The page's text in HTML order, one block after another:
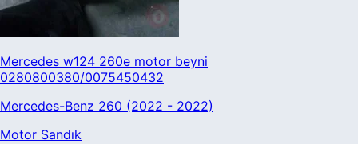
Mercedes w124 260e motor beyni
0280800380/0075450432
Mercedes-Benz 260 (2022 - 2022)
Motor Sandık